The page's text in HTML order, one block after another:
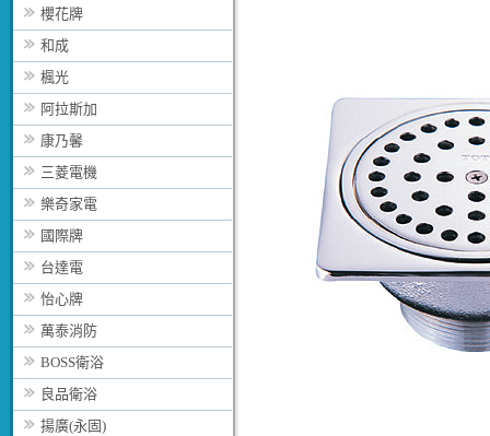
櫻花牌
和成
楓光
阿拉斯加
康乃馨
三菱電機
樂奇家電
國際牌
台達電
怡心牌
萬泰消防
BOSS衛浴
良品衛浴
揚廣(永固)